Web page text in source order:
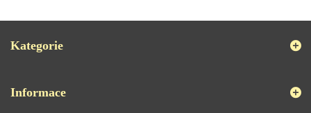
Kategorie
Informace